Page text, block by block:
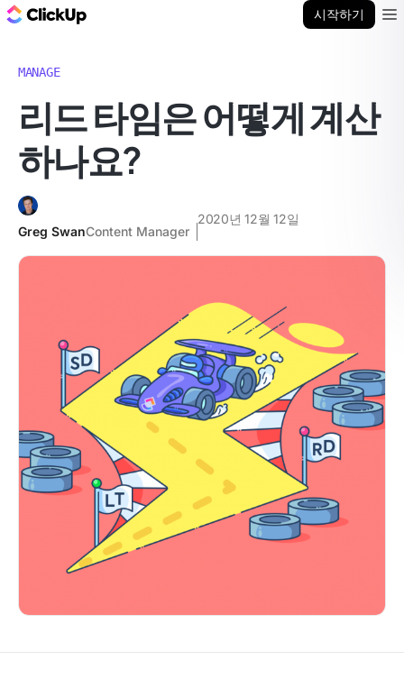
시작하기
MANAGE
리드 타임은 어떻게 계산
하나요?
Greg SwanContent Manager
2020년 12월 12일